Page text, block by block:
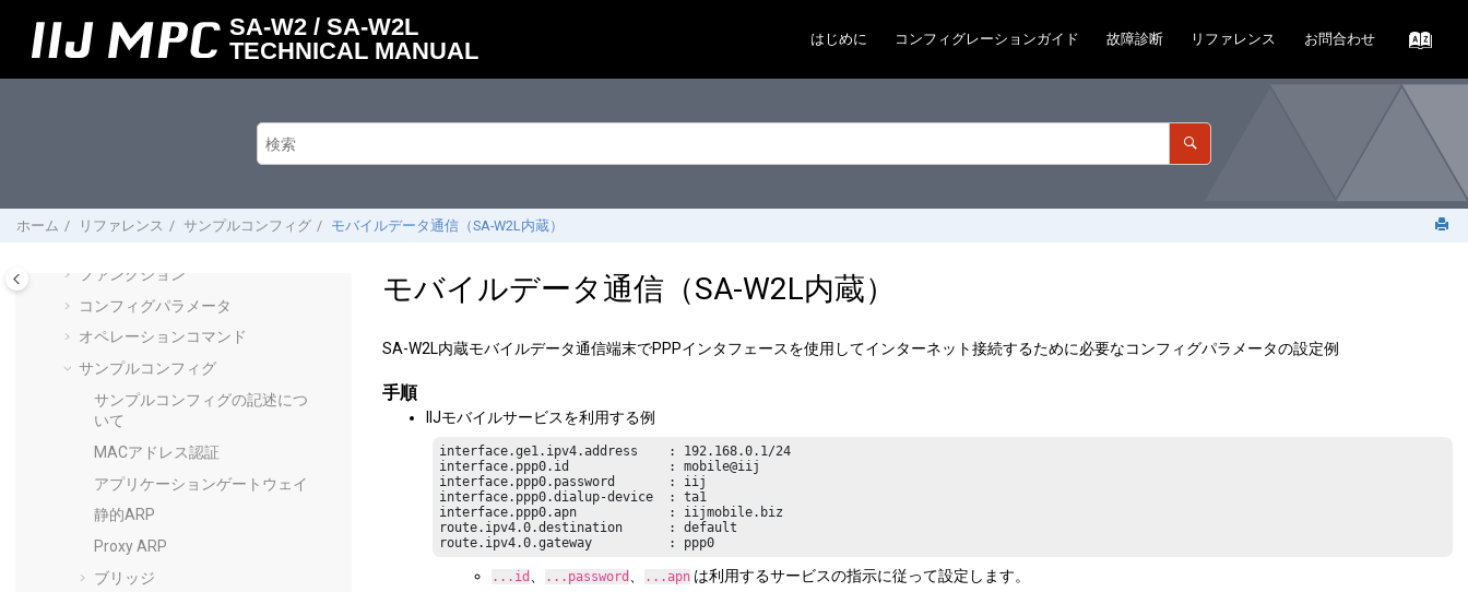
SA-W2 / SA-W2L
TECHNICAL MANUAL
はじめに コンフィグレーションガイド 故障診断 リファレンス お問合わせ
ホーム リファレンス サンプルコンフィグ モバイルデータ通信（SA-W2L内蔵）
ファンクション
コンフィグパラメータ
オペレーションコマンド
サンプルコンフィグ
サンプルコンフィグの記述につ
いて
MACアドレス認証
アプリケーションゲートウェイ
静的ARP
Proxy ARP
ブリッジ
モバイルデータ通信（SA-W2L内蔵）
SA-W2L内蔵モバイルデータ通信端末でPPPインタフェースを使用してインターネット接続するために必要なコンフィグパラメータの設定例
手順
IIJモバイルサービスを利用する例
interface.ge1.ipv4.address    : 192.168.0.1/24
interface.ppp0.id             : mobile@iij
interface.ppp0.password       : iij
interface.ppp0.dialup-device  : ta1
interface.ppp0.apn            : iijmobile.biz
route.ipv4.0.destination      : default
route.ipv4.0.gateway          : ppp0
...id ...password ...apn は利用するサービスの指示に従って設定します。